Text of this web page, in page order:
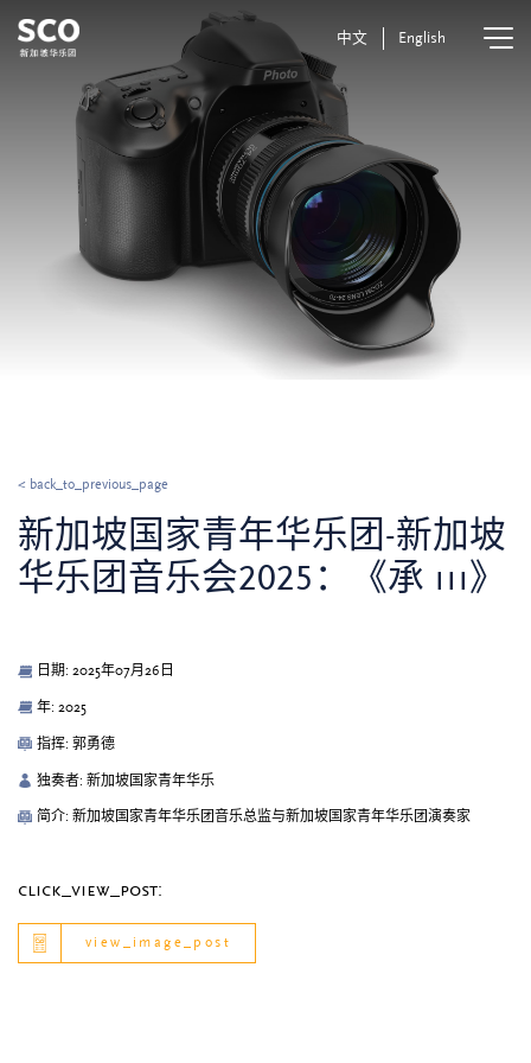
中文 English
< back_to_previous_page
新加坡国家青年华乐团-新加坡
华乐团音乐会2025：《承 iii》
日期: 2025年07月26日
年: 2025
指挥: 郭勇德
独奏者: 新加坡国家青年华乐
简介: 新加坡国家青年华乐团音乐总监与新加坡国家青年华乐团演奏家
click_view_post:
view_image_post